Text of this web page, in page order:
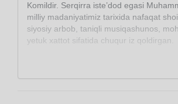
Komildir. Serqirra iste’dod egasi
milliy madaniyatimiz tarixida nafaqat
siyosiy arbob, taniqli musiqashunos,
yetuk xattot sifatida chuqur iz qoldirgan.